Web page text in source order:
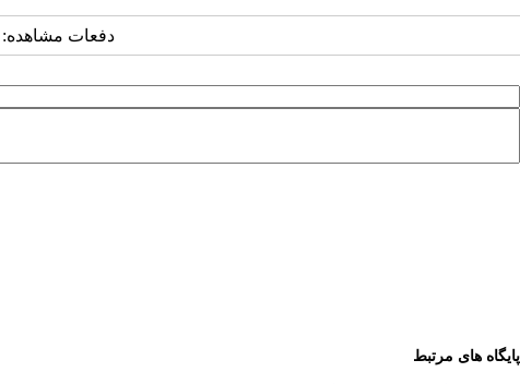
دفعات مشاهده: ۹۰۹ بار |
پایگاه های مرتبط